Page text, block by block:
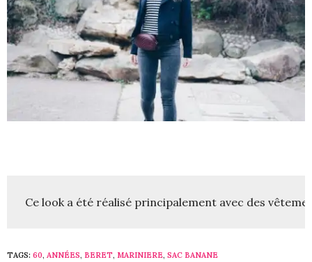
Ce look a été réalisé principalement avec des
TAGS: 60, ANNÉES, BERET, MARINIERE, SAC BANANE